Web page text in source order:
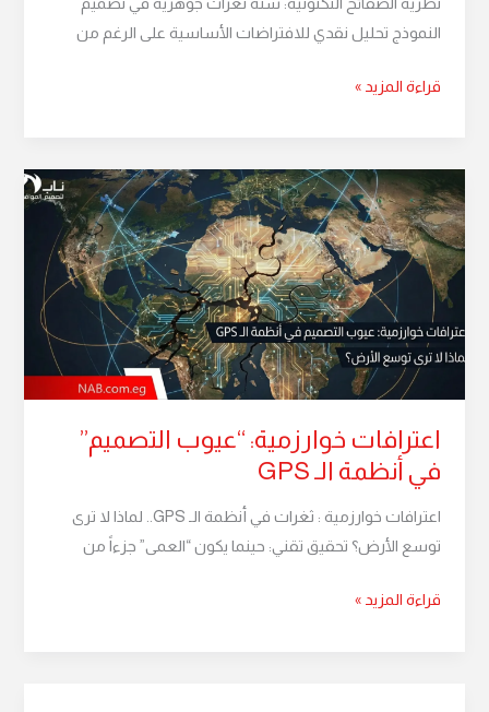
النموذج تحليل نقدي للافتراضات الأساسية على الرغم من
قراءة المزيد »
اعترافات خوارزمية: “عيوب التصميم”
في أنظمة الـ GPS
اعترافات خوارزمية : ثغرات في أنظمة الـ GPS.. لماذا لا ترى
توسع الأرض؟ تحقيق تقني: حينما يكون “العمى” جزءاً من
اعترافات
خوارزمية:
“عيوب
التصميم”
في
أنظمة
الـ
GPS
قراءة المزيد »